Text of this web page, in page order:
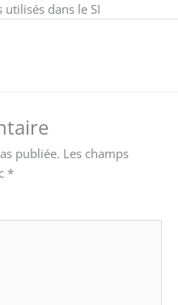
dans le SI
publiée. Les champs
*